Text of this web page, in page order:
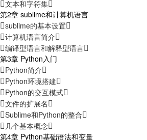
文本和字符集
第2章 sublime和计算机语言
sublime的基本设置
计算机语言简介
编译型语言和解释型语言
第3章 Python入门
Python简介
Python环境搭建
Python的交互模式
文件的扩展名
Sublime和Python的整合
几个基本概念
第4章 Python基础语法和变量